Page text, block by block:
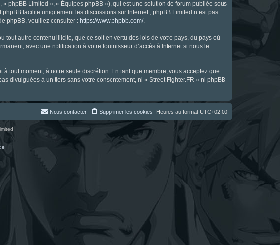
phpBB Limited », « Équipes phpBB »), qui est une solution de forum publiée sous
phpBB facilite uniquement les discussions sur Internet ; phpBB Limited n’est pas
phpBB, veuillez consulter : https://www.phpbb.com/.
autre contenu illicite, que ce soit en vertu des lois de votre pays, du pays où
avec une notification à votre fournisseur d’accès à Internet si nous le
tout moment, à notre seule discrétion. En tant que membre, vous acceptez que
divulguées à un tiers sans votre consentement, ni « Street Fighter.FR » ni phpBB
Heures au format UTC+02:00
Supprimer les cookies
Nous contacter